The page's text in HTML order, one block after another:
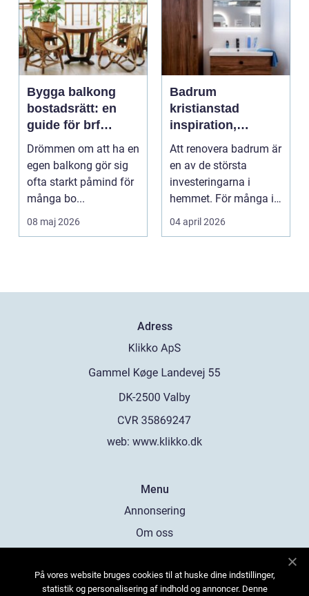
Bygga balkong
bostadsrätt: en
guide för brf
medlemmar
Drömmen om att ha en
egen balkong gör sig
ofta starkt påmind för
många bo...
08 maj 2026
Badrum
kristianstad
inspiration,
planering och
smarta val
Att renovera badrum är
en av de största
investeringarna i
hemmet. För många i
och runt Kristianstad ...
04 april 2026
Adress
web: www.klikko.dk
Menu
Annonsering
Om oss
Kontakta oss
På vores website bruges cookies til at huske dine indstillinger,
statistik og personalisering af indhold og annoncer. Denne